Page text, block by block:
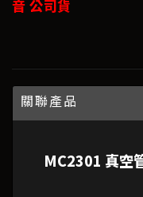
音 公司貨
關聯產品
MC2301 真空